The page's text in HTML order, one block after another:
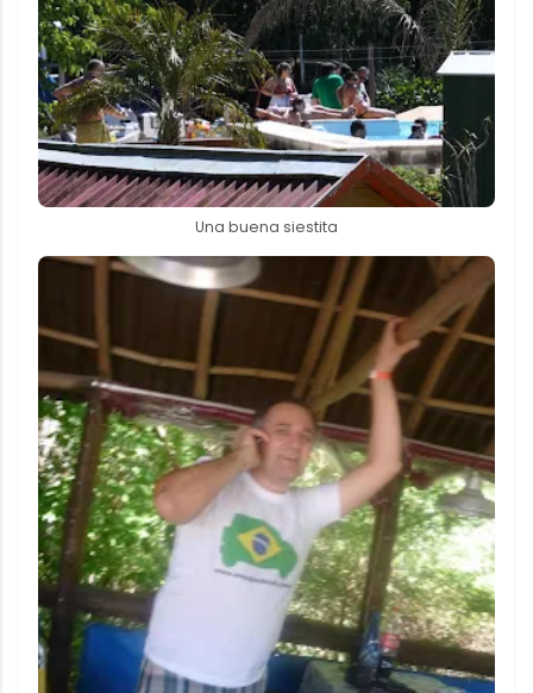
Una buena siestita